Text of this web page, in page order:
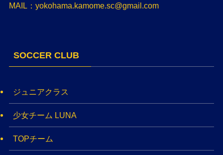
MAIL：yokohama.kamome.sc@gmail.com
SOCCER CLUB
ジュニアクラス
少女チーム LUNA
TOPチーム